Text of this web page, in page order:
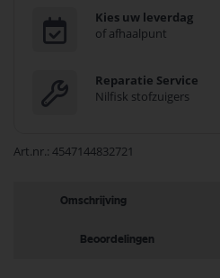
Kies uw leverdag
of afhaalpunt
Reparatie Service
Nilfisk stofzuigers
Art.nr. 4547144832721
Omschrijving
Beoordelingen